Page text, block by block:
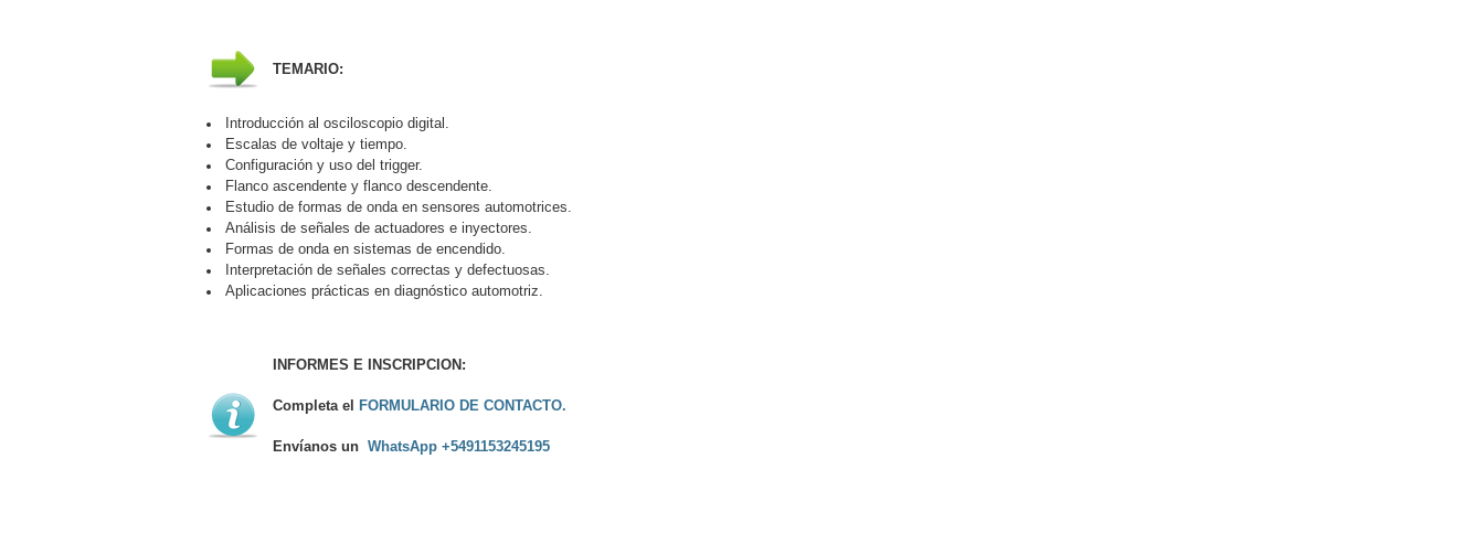
TEMARIO:
Introducción al osciloscopio digital.
Escalas de voltaje y tiempo.
Configuración y uso del trigger.
Flanco ascendente y flanco descendente.
Estudio de formas de onda en sensores automotrices.
Análisis de señales de actuadores e inyectores.
Formas de onda en sistemas de encendido.
Interpretación de señales correctas y defectuosas.
Aplicaciones prácticas en diagnóstico automotriz.
INFORMES E INSCRIPCION:
Completa el FORMULARIO DE CONTACTO.
Envíanos un WhatsApp +5491153245195